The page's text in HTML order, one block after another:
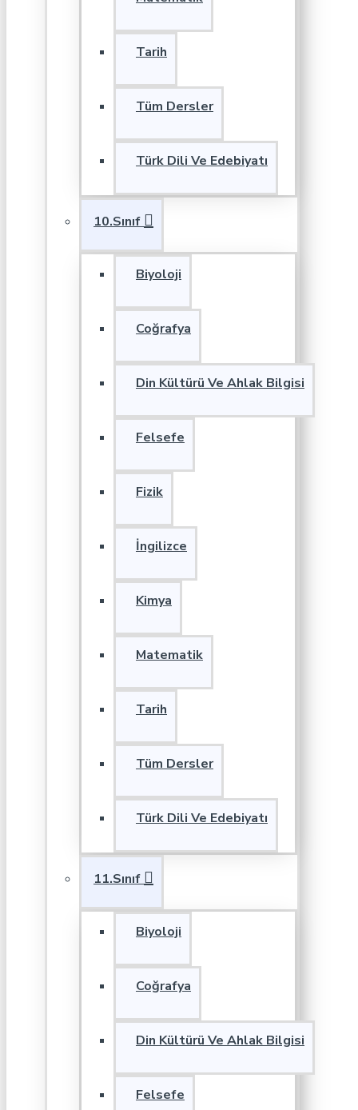
Tarih
Tüm Dersler
Türk Dili Ve Edebiyatı
10.Sınıf
Biyoloji
Coğrafya
Din Kültürü Ve Ahlak Bilgisi
Felsefe
Fizik
İngilizce
Kimya
Matematik
Tarih
Tüm Dersler
Türk Dili Ve Edebiyatı
11.Sınıf
Biyoloji
Coğrafya
Din Kültürü Ve Ahlak Bilgisi
Felsefe